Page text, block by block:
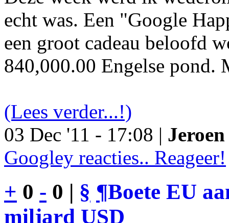
echt was. Een "Google
een groot cadeau beloofd
840,000.00 Engelse pond.
(Lees verder...!)
03 Dec '11 - 17:08 |
Googley reacties.. Reageer!
+ 0 - 0 | § ¶Boete EU
miljard USD